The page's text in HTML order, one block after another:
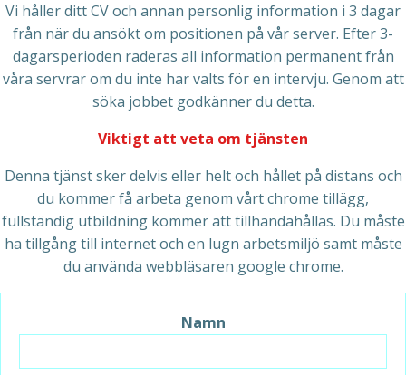
Vi håller ditt CV och annan personlig information i 3 dagar
från när du ansökt om positionen på vår server. Efter 3-
dagarsperioden raderas all information permanent från
våra servrar om du inte har valts för en intervju. Genom att
söka jobbet godkänner du detta.
Viktigt att veta om tjänsten
Denna tjänst sker delvis eller helt och hållet på distans och
du kommer få arbeta genom vårt chrome tillägg,
fullständig utbildning kommer att tillhandahållas. Du måste
ha tillgång till internet och en lugn arbetsmiljö samt måste
du använda webbläsaren google chrome.
Namn